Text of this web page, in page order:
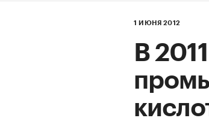
1 ИЮНЯ 2012
В